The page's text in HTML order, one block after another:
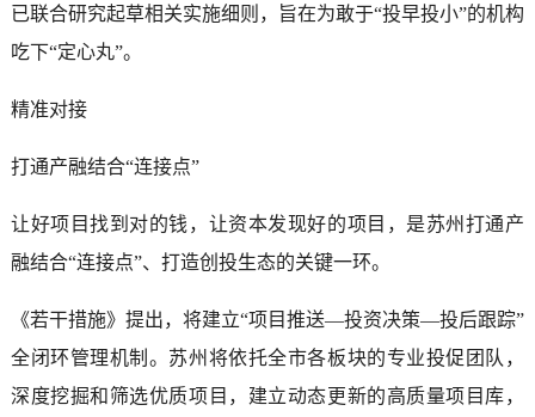
已联合研究起草相关实施细则，旨在为敢于“投早投小”的机构
吃下“定心丸”。
精准对接
打通产融结合“连接点”
让好项目找到对的钱，让资本发现好的项目，是苏州打通产
融结合“连接点”、打造创投生态的关键一环。
《若干措施》提出，将建立“项目推送—投资决策—投后跟踪”
全闭环管理机制。苏州将依托全市各板块的专业投促团队，
深度挖掘和筛选优质项目，建立动态更新的高质量项目库，